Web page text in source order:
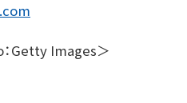
Getty Images＞